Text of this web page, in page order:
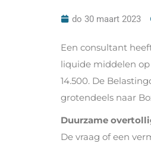
do 30 maart 2023
Een consultant
liquide middelen
14.500. De
grotendeels naar
Duurzame
De vraag of een